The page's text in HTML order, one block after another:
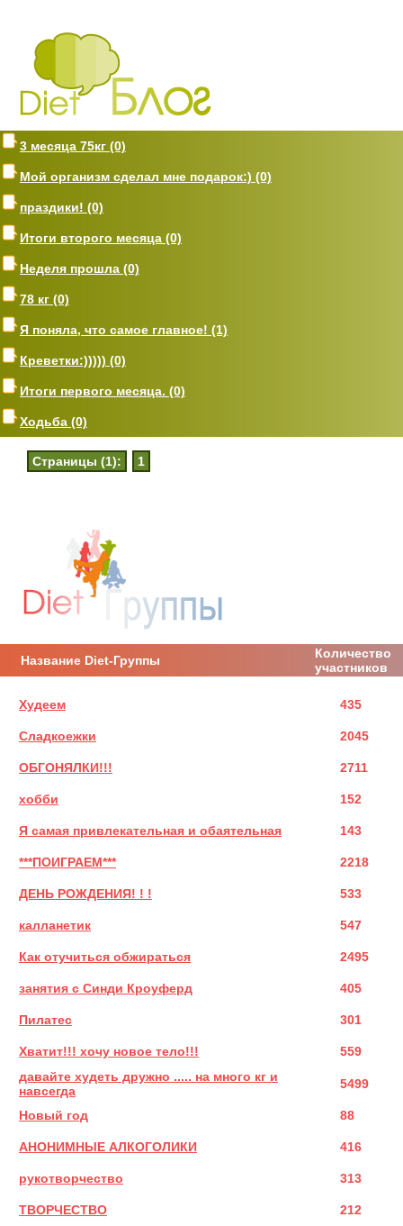
3 месяца 75кг (0)
Мой организм сделал мне подарок:) (0)
праздики! (0)
Итоги второго месяца (0)
Неделя прошла (0)
78 кг (0)
Я поняла, что самое главное! (1)
Креветки:))))) (0)
Итоги первого месяца. (0)
Ходьба (0)
Страницы (1): 1
Название Diet-Группы
Количество
участников
Худеем 435
Сладкоежки 2045
ОБГОНЯЛКИ!!! 2711
хобби 152
Я самая привлекательная и обаятельная 143
***ПОИГРАЕМ*** 2218
ДЕНЬ РОЖДЕНИЯ! ! ! 533
калланетик 547
Как отучиться обжираться 2495
занятия с Синди Кроуферд 405
Пилатес 301
Хватит!!! хочу новое тело!!!
559
давайте худеть дружно ..... на много кг и
навсегда
5499
Новый год 88
АНОНИМНЫЕ АЛКОГОЛИКИ 416
рукотворчество 313
ТВОРЧЕСТВО 212